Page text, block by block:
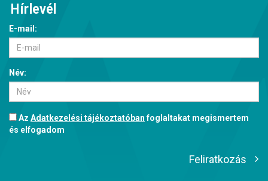
Hírlevél
E-mail:
Név:
Az Adatkezelési tájékoztatóbanfoglaltakat megismertem
és elfogadom
Feliratkozás